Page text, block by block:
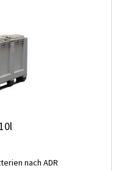
nach ADR